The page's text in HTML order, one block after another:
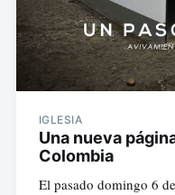
IGLESIA
Una nueva
Colombia
El pasado domingo 6